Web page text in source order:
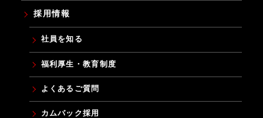
採用情報
社員を知る
福利厚生・教育制度
よくあるご質問
カムバック採用